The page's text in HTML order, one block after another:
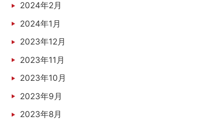
2024年2月
2024年1月
2023年12月
2023年11月
2023年10月
2023年9月
2023年8月